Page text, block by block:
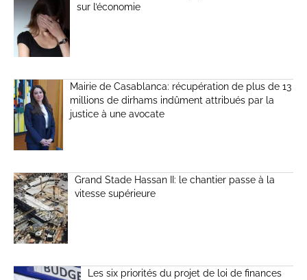
sur l’économie
Mairie de Casablanca: récupération de plus de 13
millions de dirhams indûment attribués par la
justice à une avocate
Grand Stade Hassan II: le chantier passe à la
vitesse supérieure
Les six priorités du projet de loi de finances